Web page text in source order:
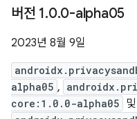
버전 1.0.0-alpha05
2023년 8월 9일
alpha05 ,
core:1.0.0-alpha05 및